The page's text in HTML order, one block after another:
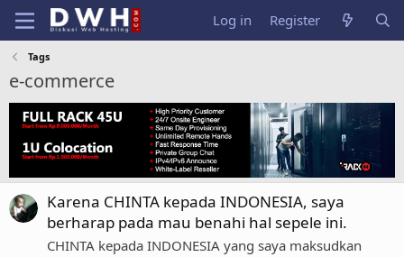
Log in Register
Tags
e-commerce
Karena CHINTA kepada INDONESIA, saya
berharap pada mau benahi hal sepele ini.
CHINTA kepada INDONESIA yang saya maksudkan